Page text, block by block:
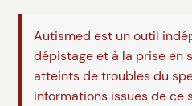
Autismed est un outil
dépistage et à la prise en
atteints de troubles du
informations issues de ce